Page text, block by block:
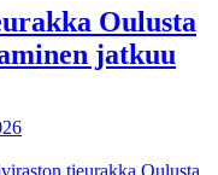
Oulusta
jatkuu
tieurakka Oulusta